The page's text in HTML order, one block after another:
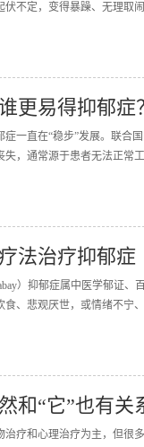
伏不定，变得暴躁、无理取
更易得抑郁
症一直在“稳步”发展。联合
失，通常源于患者无法正常
法治疗抑郁症
）抑郁症属中医学郁证
食、悲观厌世，或情绪不宁
和“它”也有关
治疗和心理治疗为主，但很